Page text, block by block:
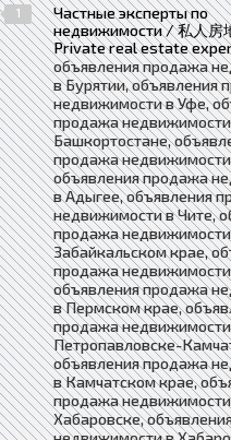
1
Частные эксперты по
недвижимости / 私人房
Private real estate
объявления продажа
в Бурятии, объявления
недвижимости в Уфе,
продажа
Башкортостане,
продажа
объявления продажа
в Адыгее, объявления
недвижимости в Чите,
продажа
Забайкальском крае,
продажа
объявления продажа
в Пермском крае,
продажа
Петропавловске-
объявления продажа
в Камчатском крае,
продажа
Хабаровске,